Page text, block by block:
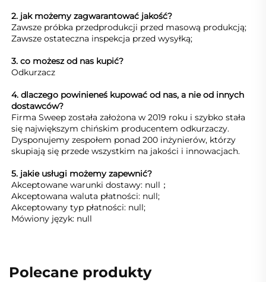
2. jak możemy zagwarantować jakość?
Zawsze próbka przedprodukcji przed masową produkcją;
Zawsze ostateczna inspekcja przed wysyłką;
3. co możesz od nas kupić?
Odkurzacz
4. dlaczego powinieneś kupować od nas, a nie od innych
dostawców?
Firma Sweep została założona w 2019 roku i szybko stała
się największym chińskim producentem odkurzaczy.
Dysponujemy zespołem ponad 200 inżynierów, którzy
skupiają się przede wszystkim na jakości i innowacjach.
5. jakie usługi możemy zapewnić?
Akceptowane warunki dostawy: null；
Akceptowana waluta płatności: null;
Akceptowany typ płatności: null;
Mówiony język: null
Polecane produkty